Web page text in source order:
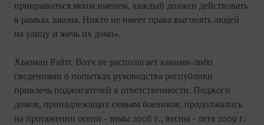
прикрываться моим именем, каждый должен действовать
в рамках закона. Никто не имеет права выгонять людей
на улицу и жечь их дома».
Хьюман Райтс Вотч не располагает какими-либо
сведениями о попытках руководства республики
привлечь поджигателей к ответственности. Поджоги
домов, принадлежащих семьям боевиков, продолжались
на протяжении осени - зимы 2008 г., весны - лета 2009 г.